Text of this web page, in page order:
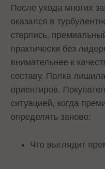
После ухода многих
оказался в
стерлись,
практически без
внимательнее к
составу. Полка
ориентиров.
ситуацией, когда
определять заново:
Что выглядит